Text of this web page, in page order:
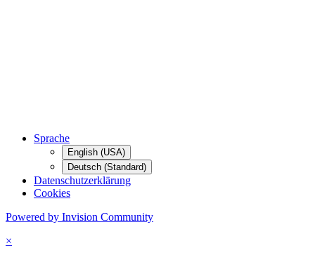
Sprache
English (USA)
Deutsch (Standard)
Datenschutzerklärung
Cookies
Powered by Invision Community
×